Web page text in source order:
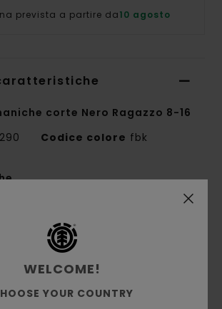
prevista a partire da10 agosto
corte Nero Ragazzo 8-16
Codice colore fbk
vestibilità Regular
WELCOME!
YOUR COUNTRY